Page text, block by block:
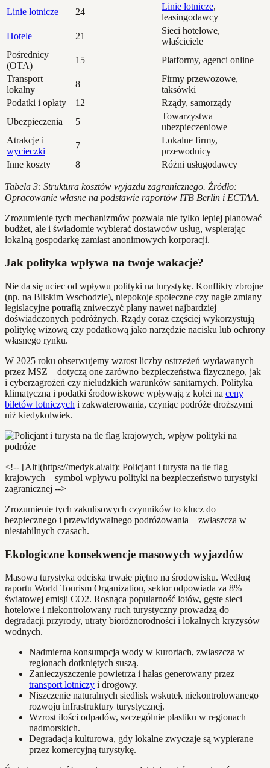
Linie lotnicze 24
Linie lotnicze,
leasingodawcy
Hotele
21
Sieci hotelowe,
właściciele
Pośrednicy
(OTA)
15
Platformy, agenci online
Transport
lokalny
8
Firmy przewozowe,
taksówki
Podatki i opłaty
12
Rządy, samorządy
Ubezpieczenia
5
Towarzystwa
ubezpieczeniowe
Atrakcje i
wycieczki
7
Lokalne firmy,
przewodnicy
Inne koszty
8 Różni usługodawcy
Tabela 3: Struktura kosztów wyjazdu zagranicznego. Źródło:
Opracowanie własne na podstawie raportów ITB Berlin i ECTAA.
Zrozumienie tych mechanizmów pozwala nie tylko lepiej planować
budżet, ale i świadomie wybierać dostawców usług, wspierając
lokalną gospodarkę zamiast anonimowych korporacji.
Jak polityka wpływa na twoje wakacje?
Nie da się uciec od wpływu polityki na turystykę. Konflikty zbrojne
(np. na Bliskim Wschodzie), niepokoje społeczne czy nagłe zmiany
legislacyjne potrafią zniweczyć plany nawet najbardziej
doświadczonych podróżnych. Rządy coraz częściej wykorzystują
politykę wizową czy podatkową jako narzędzie nacisku lub ochrony
własnego rynku.
W 2025 roku obserwujemy wzrost liczby ostrzeżeń wydawanych
przez MSZ – dotyczą one zarówno bezpieczeństwa fizycznego, jak
i cyberzagrożeń czy nieludzkich warunków sanitarnych. Polityka
klimatyczna i podatki środowiskowe wpływają z kolei na ceny
biletów lotniczych i zakwaterowania, czyniąc podróże droższymi
niż kiedykolwiek.
<!-- [Alt](https://medyk.ai/alt): Policjant i turysta na tle flag
krajowych – symbol wpływu polityki na bezpieczeństwo turystyki
zagranicznej -->
Zrozumienie tych zakulisowych czynników to klucz do
bezpiecznego i przewidywalnego podróżowania – zwłaszcza w
niestabilnych czasach.
Ekologiczne konsekwencje masowych wyjazdów
Masowa turystyka odciska trwałe piętno na środowisku. Według
raportu World Tourism Organization, sektor odpowiada za 8%
światowej emisji CO2. Rosnąca popularność lotów, gęste sieci
hotelowe i niekontrolowany ruch turystyczny prowadzą do
degradacji przyrody, utraty bioróżnorodności i lokalnych kryzysów
wodnych.
Nadmierna konsumpcja wody w kurortach, zwłaszcza w
regionach dotkniętych suszą.
Zanieczyszczenie powietrza i hałas generowany przez
transport lotniczy i drogowy.
Niszczenie naturalnych siedlisk wskutek niekontrolowanego
rozwoju infrastruktury turystycznej.
Wzrost ilości odpadów, szczególnie plastiku w regionach
nadmorskich.
Degradacja kulturowa, gdy lokalne zwyczaje są wypierane
przez komercyjną turystykę.